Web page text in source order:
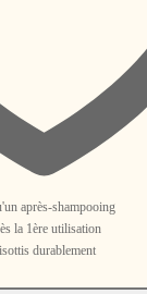
après-shampooing
la 1ère utilisation
durablement